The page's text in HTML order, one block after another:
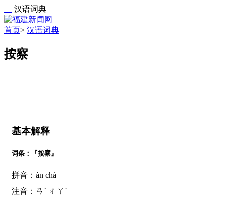
汉语词典
首页> 汉语词典
按察
基本解释
词条：『按察』
拼音：àn chá
注音：ㄢˋ ㄔㄚˊ